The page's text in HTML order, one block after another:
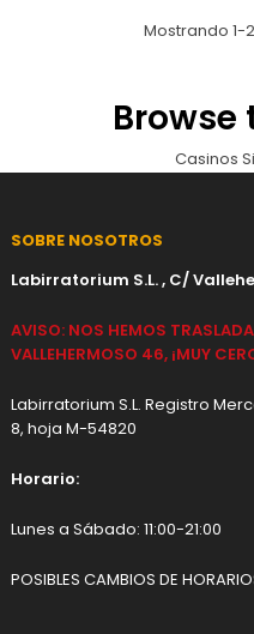
Mostrando
Browse
Casinos
SOBRE NOSOTROS
Labirratorium S.L. , C/
AVISO: NOS HEMOS
VALLEHERMOSO 46, ¡MUY
Labirratorium S.L. Registro
8, hoja M-54820
Horario:
Lunes a Sábado: 11:00-21:00
POSIBLES CAMBIOS DE